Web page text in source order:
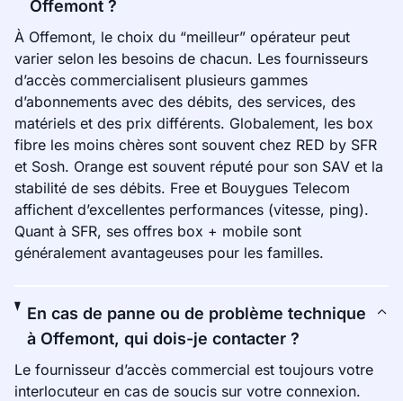
Offemont ?
À Offemont, le choix du “meilleur” opérateur peut
varier selon les besoins de chacun. Les fournisseurs
d’accès commercialisent plusieurs gammes
d’abonnements avec des débits, des services, des
matériels et des prix différents. Globalement, les box
fibre les moins chères sont souvent chez RED by SFR
et Sosh. Orange est souvent réputé pour son SAV et la
stabilité de ses débits. Free et Bouygues Telecom
affichent d’excellentes performances (vitesse, ping).
Quant à SFR, ses offres box + mobile sont
généralement avantageuses pour les familles.
En cas de panne ou de problème technique
à Offemont, qui dois-je contacter ?
Le fournisseur d’accès commercial est toujours votre
interlocuteur en cas de soucis sur votre connexion.